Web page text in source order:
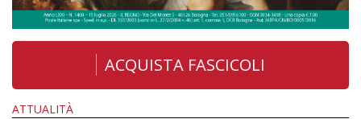
ACQUISTA FASCICOLI
ATTUALITÀ